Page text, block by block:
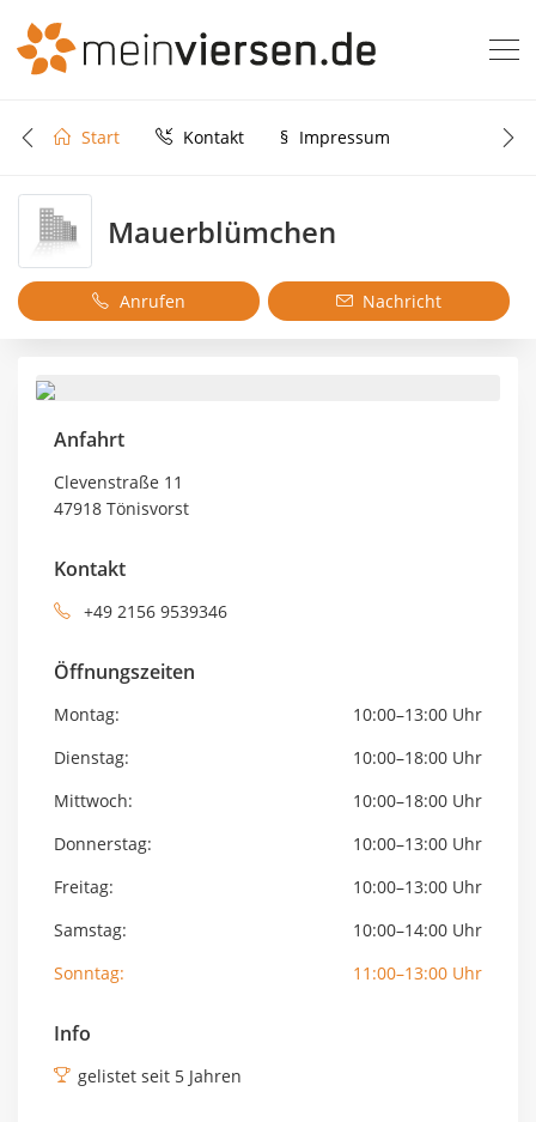
Mauerblümchen
Start Kontakt § Impressum
Anrufen Nachricht
Anfahrt
Clevenstraße 11
47918 Tönisvorst
Kontakt
+49 2156 9539346
Öffnungszeiten
Montag:
10:00–13:00 Uhr
Dienstag:
10:00–18:00 Uhr
Mittwoch:
10:00–18:00 Uhr
Donnerstag:
10:00–13:00 Uhr
Freitag:
10:00–13:00 Uhr
Samstag:
10:00–14:00 Uhr
Sonntag:
11:00–13:00 Uhr
Info
gelistet seit 5 Jahren